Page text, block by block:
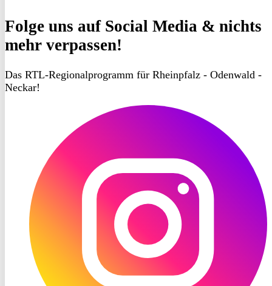
Folge uns auf Social Media & nichts
mehr verpassen!
Das RTL-Regionalprogramm für Rheinpfalz - Odenwald -
Neckar!
Instagram